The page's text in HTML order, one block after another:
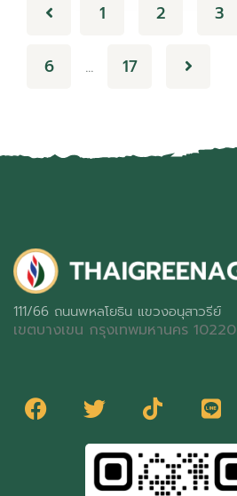
1 2 3
6 … 17
111/66 ถนนพหลโยธิน แขวงอนุสาวรีย์
เขตบางเขน กรุงเทพมหานคร 10220